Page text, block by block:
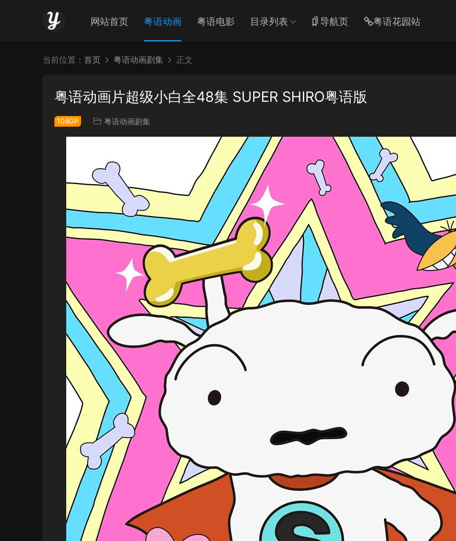
网站首页 粤语动画 粤语电影 目录列表 导航页 粤语花园站
当前位置： 首页 粤语动画剧集 正文
粤语动画片超级小白全48集 SUPER SHIRO粤语版
1080P 粤语动画剧集